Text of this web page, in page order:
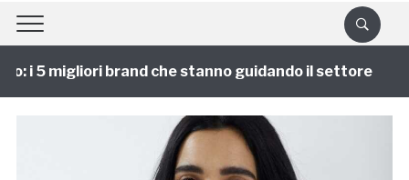
i 5 migliori brand che stanno guidando il settore